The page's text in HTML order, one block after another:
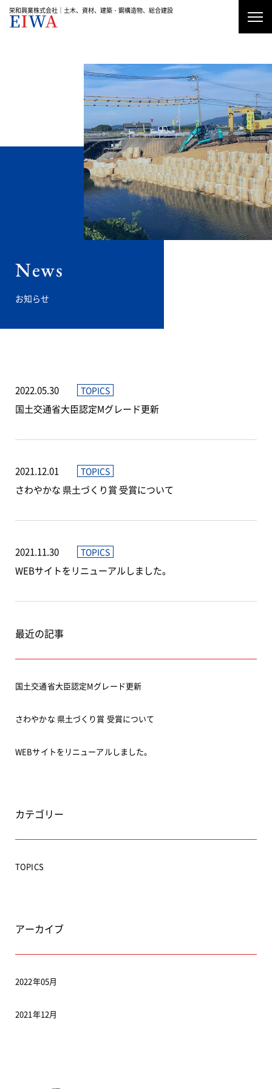
栄和興業株式会社｜土木、資材、建築・鋼構造物、総合建設
資材加工・販売
土木工事
建築工事・鋼構造物工事
News
お知らせ
2022.05.30 TOPICS
国土交通省大臣認定Mグレード更新
2021.12.01 TOPICS
さわやかな 県土づくり賞 受賞について
2021.11.30 TOPICS
WEBサイトをリニューアルしました。
最近の記事
国土交通省大臣認定Mグレード更新
さわやかな 県土づくり賞 受賞について
WEBサイトをリニューアルしました。
カテゴリー
TOPICS
アーカイブ
2022年05月
2021年12月